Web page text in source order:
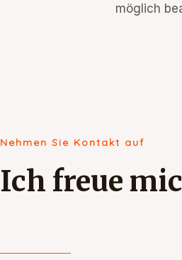
möglich
Nehmen Sie Kontakt auf
Ich freue